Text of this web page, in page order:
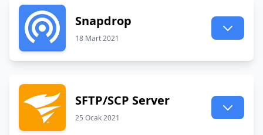
Snapdrop
18 Mart 2021
SFTP/SCP Server
25 Ocak 2021